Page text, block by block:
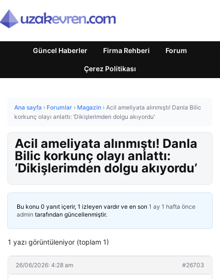
Güncel Haberler Firma Rehberi Forum
Çerez Politikası
Ana sayfa › Forumlar › Magazin › Acil ameliyata alınmıştı! Danla Bilic
korkunç olayı anlattı: ‘Dikişlerimden dolgu akıyordu’
Acil ameliyata alınmıştı! Danla
Bilic korkunç olayı anlattı:
‘Dikişlerimden dolgu akıyordu’
Bu konu 0 yanıt içerir, 1 izleyen vardır ve en son 1 ay 1 hafta önce
admin tarafından güncellenmiştir.
1 yazı görüntüleniyor (toplam 1)
26/06/2026: 4:28 am #26703